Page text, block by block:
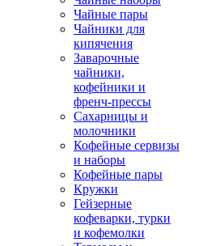
Чайные пары
Чайники для
кипячения
Заварочные
чайники,
кофейники и
френч-прессы
Сахарницы и
молочники
Кофейные сервизы
и наборы
Кофейные пары
Кружки
Гейзерные
кофеварки, турки
и кофемолки